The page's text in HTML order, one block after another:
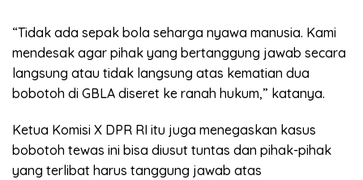
“Tidak ada sepak bola seharga nyawa manusia. Kami
mendesak agar pihak yang bertanggung jawab secara
langsung atau tidak langsung atas kematian dua
bobotoh di GBLA diseret ke ranah hukum,” katanya.
Ketua Komisi X DPR RI itu juga menegaskan kasus
bobotoh tewas ini bisa diusut tuntas dan pihak-pihak
yang terlibat harus tanggung jawab atas